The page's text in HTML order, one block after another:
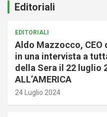
Editoriali
EDITORIALI
Aldo Mazzocco, CEO
in una intervista a
della Sera il 22 luglio
ALL’AMERICA
24 Luglio 2024